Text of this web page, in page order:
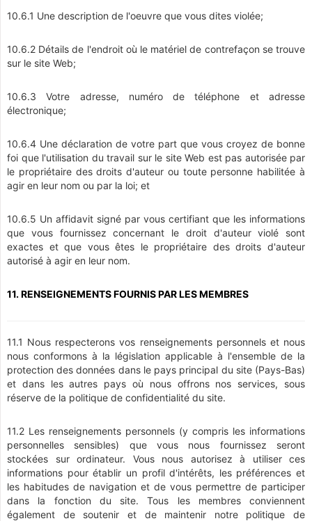
10.6.1 Une description de l'oeuvre que vous dites violée;
10.6.2 Détails de l'endroit où le matériel de contrefaçon se trouve
sur le site Web;
10.6.3 Votre adresse, numéro de téléphone et adresse
électronique;
10.6.4 Une déclaration de votre part que vous croyez de bonne
foi que l'utilisation du travail sur le site Web est pas autorisée par
le propriétaire des droits d'auteur ou toute personne habilitée à
agir en leur nom ou par la loi; et
10.6.5 Un affidavit signé par vous certifiant que les informations
que vous fournissez concernant le droit d'auteur violé sont
exactes et que vous êtes le propriétaire des droits d'auteur
autorisé à agir en leur nom.
11. RENSEIGNEMENTS FOURNIS PAR LES MEMBRES
11.1 Nous respecterons vos renseignements personnels et nous
nous conformons à la législation applicable à l'ensemble de la
protection des données dans le pays principal du site (Pays-Bas)
et dans les autres pays où nous offrons nos services, sous
réserve de la politique de confidentialité du site.
11.2 Les renseignements personnels (y compris les informations
personnelles sensibles) que vous nous fournissez seront
stockées sur ordinateur. Vous nous autorisez à utiliser ces
informations pour établir un profil d'intérêts, les préférences et
les habitudes de navigation et de vous permettre de participer
dans la fonction du site. Tous les membres conviennent
également de soutenir et de maintenir notre politique de